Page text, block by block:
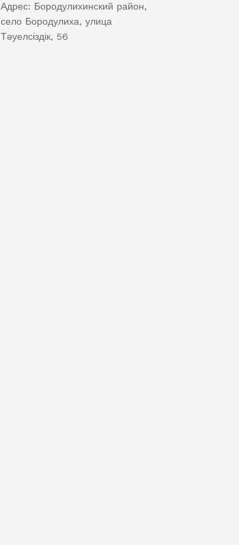
Адрес: Бородулихинский район,
село Бородулиха, улица
Тәуелсіздік, 56